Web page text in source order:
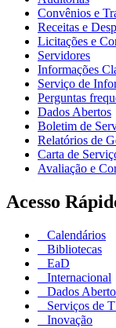
Convênios e
Receitas e
Licitações e
Servidores
Informações
Serviço de
Perguntas
Dados Abertos
Boletim de
Relatórios de
Carta de
Avaliação e
Acesso
Calendários
Bibliotecas
EaD
Internacional
Dados
Serviços de
Inovação